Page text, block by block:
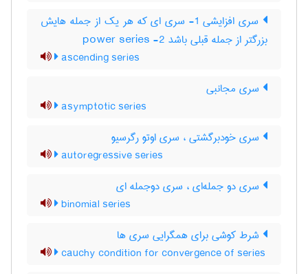
سری افزایشی 1- سری ای که هر یک از جمله هایش
بزرگتر از جمله قبلی باشد 2- power series
ascending series
سری مجانبی
asymptotic series
سری خودبرگشتی ، سری اوتو رگرسیو
autoregressive series
سری دو جمله‌ای ، سری دوجمله ای
binomial series
شرط کوشی برای همگرایی سری ها
cauchy condition for convergence of series